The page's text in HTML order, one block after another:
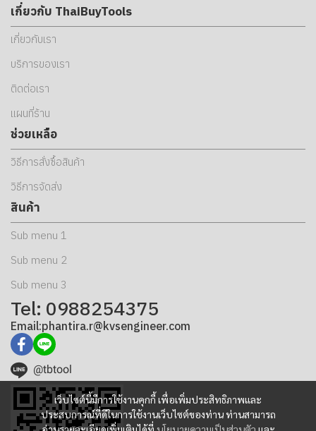
เว็บไซต์นี้มีการใช้งานคุกกี้ เพื่อเพิ่มประสิทธิภาพและ
ประสบการณ์ที่ดีในการใช้งานเว็บไซต์ของท่าน ท่านสามารถ
เกี่ยวกับ ThaiBuyTools
เกี่ยวกับเรา
บริการของเรา
ติดต่อเรา
แผนที่ร้าน
ช่วยเหลือ
วิธีการสั่งซื้อสินค้า
วิธีการจัดส่ง
สินค้า
Sub menu 1
Sub menu 2
Sub menu 3
Tel: 0988254375
Email:phantira.r@kvsengineer.com
@tbtool